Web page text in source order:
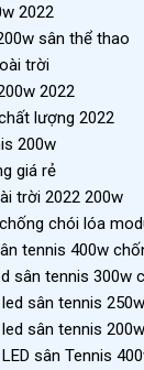
2022
sân thể thao
trời
2022
lượng 2022
200w
giá rẻ
trời 2022 200w
chói lóa
tennis 400w
sân tennis 300w
sân tennis
sân tennis
sân Tennis